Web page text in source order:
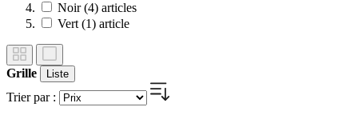
Noir (4) articles
Vert (1) article
Grille Liste
Trier par :